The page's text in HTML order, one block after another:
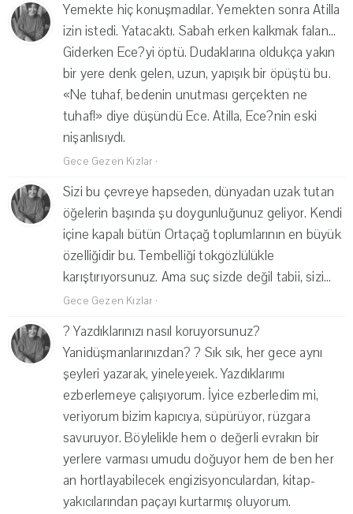
Yemekte hiç konuşmadılar. Yemekten sonra Atilla
izin istedi. Yatacaktı. Sabah erken kalkmak falan...
Giderken Ece?yi öptü. Dudaklarına oldukça yakın
bir yere denk gelen, uzun, yapışık bir öpüştü bu.
«Ne tuhaf, bedenin unutması gerçekten ne
tuhaf!» diye düşündü Ece. Atilla, Ece?nin eski
nişanlısıydı.
Gece Gezen Kızlar ·
Sizi bu çevreye hapseden, dünyadan uzak tutan
öğelerin başında şu doygunluğunuz geliyor. Kendi
içine kapalı bütün Ortaçağ toplumlarının en büyük
özelliğidir bu. Tembelliği tokgözlülükle
karıştırıyorsunuz. Ama suç sizde değil tabii, sizi...
Gece Gezen Kızlar ·
? Yazdıklarınızı nasıl koruyorsunuz?
Yanidüşmanlarınızdan? ? Sık sık, her gece aynı
şeyleri yazarak, yineleyeıek. Yazdıklarımı
ezberlemeye çalışıyorum. İyice ezberledim mi,
veriyorum bizim kapıcıya, süpürüyor, rüzgara
savuruyor. Böylelikle hem o değerli evrakın bir
yerlere varması umudu doğuyor hem de ben her
an hortlayabilecek engizisyonculardan, kitap-
yakıcılarından paçayı kurtarmış oluyorum.